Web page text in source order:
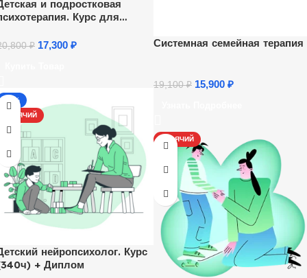
и подростковая
Курс для
₽ 17,300 ₽ Системная семейная терапия
19,100₽ 15,900 ₽
-13%
ГОРЯЧИЙ
нейропсихолог. Курс
+ Диплом
ГОРЯЧИЙ